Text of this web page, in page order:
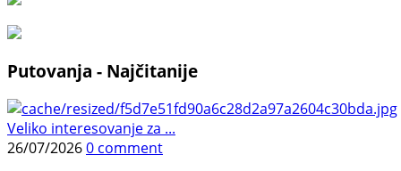
Putovanja - Najčitanije
Veliko interesovanje za ...
26/07/20260 comment